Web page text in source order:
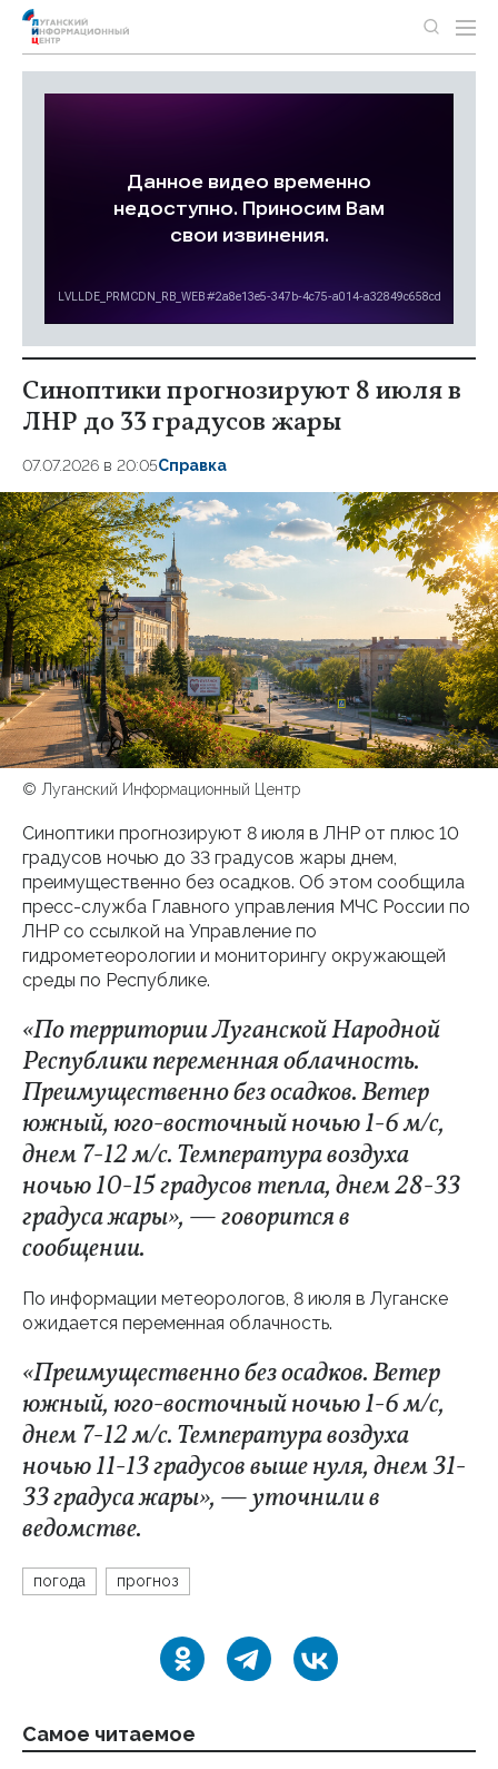
Синоптики прогнозируют 8 июля в
ЛНР до 33 градусов жары
07.07.2026 в 20:05Справка
© Луганский Информационный Центр
Синоптики прогнозируют 8 июля в ЛНР от плюс 10
градусов ночью до 33 градусов жары днем,
преимущественно без осадков. Об этом сообщила
пресс-служба Главного управления МЧС России по
ЛНР со ссылкой на Управление по
гидрометеорологии и мониторингу окружающей
среды по Республике.
«По территории Луганской Народной
Республики переменная облачность.
Преимущественно без осадков. Ветер
южный, юго-восточный ночью 1-6 м/с,
днем 7-12 м/с. Температура воздуха
ночью 10-15 градусов тепла, днем 28-33
градуса жары», — говорится в
сообщении.
По информации метеорологов, 8 июля в Луганске
ожидается переменная облачность.
«Преимущественно без осадков. Ветер
южный, юго-восточный ночью 1-6 м/с,
днем 7-12 м/с. Температура воздуха
ночью 11-13 градусов выше нуля, днем 31-
33 градуса жары», — уточнили в
ведомстве.
погода прогноз
Самое читаемое